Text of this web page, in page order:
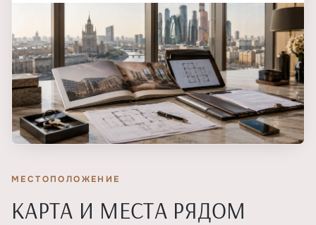
МЕСТОПОЛОЖЕНИЕ
КАРТА И МЕСТА РЯДОМ